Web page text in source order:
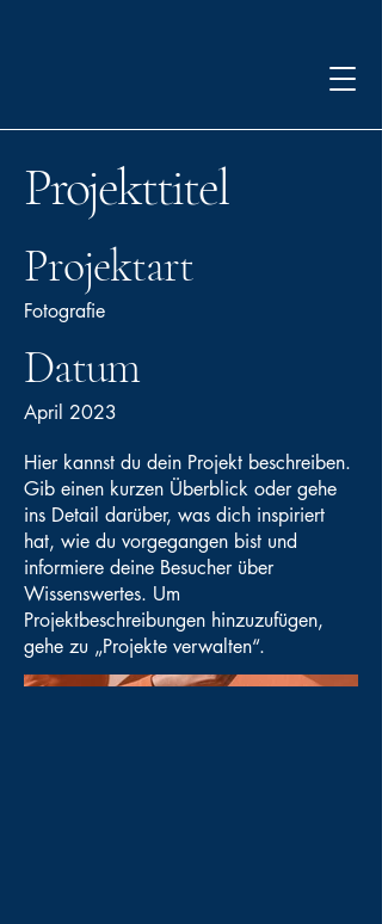
Projekttitel
Projektart
Fotografie
Datum
April 2023
Hier kannst du dein Projekt beschreiben.
Gib einen kurzen Überblick oder gehe
ins Detail darüber, was dich inspiriert
hat, wie du vorgegangen bist und
informiere deine Besucher über
Wissenswertes. Um
Projektbeschreibungen hinzuzufügen,
gehe zu „Projekte verwalten“.